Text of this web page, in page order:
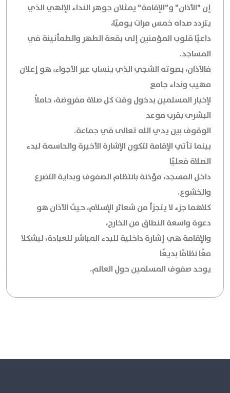
إن "الأذان" و"الإقامة" يمثلان جوهر النداء الإلهي الذي
يتردد صداه خمس مرات يوميًا،
داعيًا قلوب المؤمنين إلى بقعة الطهر والطمأنينة في
المساجد.
فالأذان، بصوته الشجي الذي ينساب عبر الأجواء، هو إعلان
مهيب ونداء جامع
لإخبار المسلمين بدخول وقت كل صلاة مفروضة، حاملاً
البشرى بقرب موعد
الوقوف بين يدي الله تعالى في جماعة.
بينما تأتي الإقامة لتكون الإشارة الأخيرة والحاسمة لبدء
الصلاة فعليًا
داخل المسجد، مؤذنة بانتظام الصفوف وبداية التضرع
والخشوع.
كلاهما جزء لا يتجزأ من شعائر الإسلام، حيث الأذان هو
دعوة واسعة النطاق من الخارج،
والإقامة هي إشارة داخلية للبدء المباشر للعبادة، ليشكلا
معًا نظامًا بديعًا
يوحد صفوف المسلمين حول العالم.